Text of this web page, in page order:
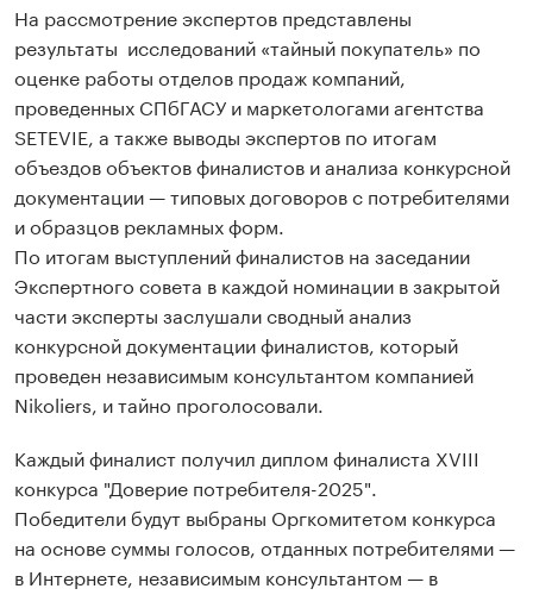
На рассмотрение экспертов представлены
результаты исследований «тайный покупатель» по
оценке работы отделов продаж компаний,
проведенных СПбГАСУ и маркетологами агентства
SETEVIE, а также выводы экспертов по итогам
объездов объектов финалистов и анализа конкурсной
документации — типовых договоров с потребителями
и образцов рекламных форм.
По итогам выступлений финалистов на заседании
Экспертного совета в каждой номинации в закрытой
части эксперты заслушали сводный анализ
конкурсной документации финалистов, который
проведен независимым консультантом компанией
Nikoliers, и тайно проголосовали.
Каждый финалист получил диплом финалиста XVIII
конкурса "Доверие потребителя-2025".
Победители будут выбраны Оргкомитетом конкурса
на основе суммы голосов, отданных потребителями —
в Интернете, независимым консультантом — в